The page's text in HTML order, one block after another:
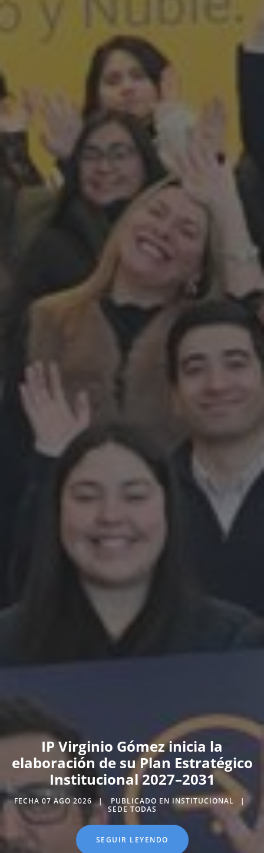
IP Virginio Gómez inicia la
elaboración de su Plan Estratégico
Institucional 2027–2031
FECHA 07 AGO 2026
PUBLICADO EN INSTITUCIONAL
SEDE TODAS
SEGUIR LEYENDO